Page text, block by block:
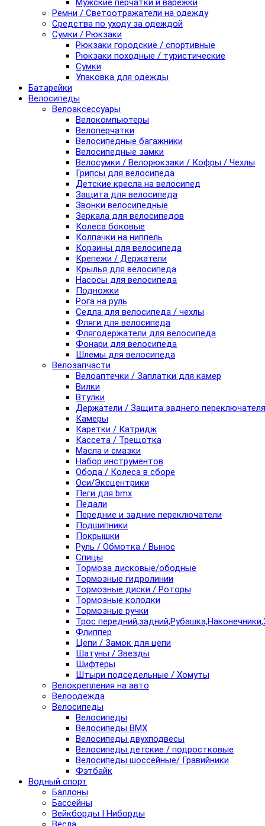
Мужские перчатки и варежки
Ремни / Светоотражатели на одежду
Средства по уходу за одеждой
Сумки / Рюкзаки
Рюкзаки городские / спортивные
Рюкзаки походные / туристические
Сумки
Упаковка для одежды
Батарейки
Велосипеды
Велоаксессуары
Велокомпьютеры
Велоперчатки
Велосипедные багажники
Велосипедные замки
Велосумки / Велорюкзаки / Кофры / Чехлы
Грипсы для велосипеда
Детские кресла на велосипед
Защита для велосипеда
Звонки велосипедные
Зеркала для велосипедов
Колеса боковые
Колпачки на ниппель
Корзины для велосипеда
Крепежи / Держатели
Крылья для велосипеда
Насосы для велосипеда
Подножки
Рога на руль
Седла для велосипеда / чехлы
Фляги для велосипеда
Флягодержатели для велосипеда
Фонари для велосипеда
Шлемы для велосипеда
Велозапчасти
Велоаптечки / Заплатки для камер
Вилки
Втулки
Держатели / Защита заднего переключателя
Камеры
Каретки / Катридж
Кассета / Трещотка
Масла и смазки
Набор инструментов
Обода / Колеса в сборе
Оси/Эксцентрики
Пеги для bmx
Педали
Передние и задние переключатели
Подшипники
Покрышки
Руль / Обмотка / Вынос
Спицы
Тормоза дисковые/ободные
Тормозные гидролинии
Тормозные диски / Роторы
Тормозные колодки
Тормозные ручки
Трос
Флиппер
Цепи / Замок для цепи
Шатуны / Звезды
Шифтеры
Штыри подседельные / Хомуты
Велокрепления на авто
Велоодежда
Велосипеды
Велосипеды
Велосипеды BMX
Велосипеды двухподвесы
Велосипеды детские / подростковые
Велосипеды шоссейные/ Гравийники
Фэтбайк
Водный спорт
Баллоны
Бассейны
Вейкборды I Ниборды